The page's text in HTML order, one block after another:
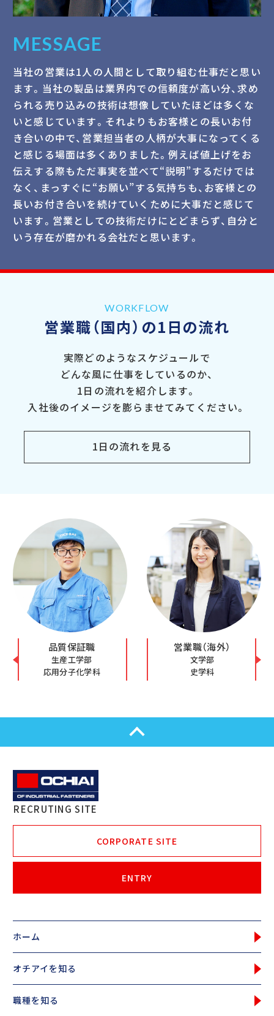
MESSAGE
当社の営業は1人の人間として取り組む仕事だと思い
ます。当社の製品は業界内での信頼度が高い分、求め
られる売り込みの技術は想像していたほどは多くな
いと感じています。それよりもお客様との長いお付
き合いの中で、営業担当者の人柄が大事になってくる
と感じる場面は多くありました。例えば値上げをお
伝えする際もただ事実を並べて“説明”するだけでは
なく、まっすぐに“お願い”する気持ちも、お客様との
長いお付き合いを続けていくために大事だと感じて
います。営業としての技術だけにとどまらず、自分と
いう存在が磨かれる会社だと思います。
WORKFLOW
営業職（国内）の1日の流れ
実際どのようなスケジュールで
どんな風に仕事をしているのか、
1日の流れを紹介します。
入社後のイメージを膨らませてみてください。
1日の流れを見る
品質保証職
生産工学部
応用分子化学科
営業職（海外）
文学部
史学科
RECRUTING SITE
CORPORATE SITE
ENTRY
ホーム
オチアイを知る
職種を知る